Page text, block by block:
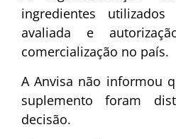
ingredientes utilizados
avaliada e
comercialização no país.
A Anvisa não informou
suplemento foram
decisão.